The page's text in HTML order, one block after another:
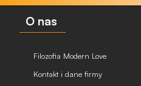
O nas
Filozofia Modern Love
Kontakt i dane firmy